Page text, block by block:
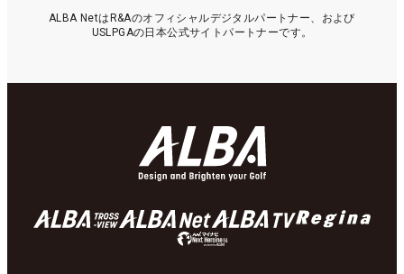
ALBA NetはR&Aのオフィシャルデジタルパートナー、および
USLPGAの日本公式サイトパートナーです。